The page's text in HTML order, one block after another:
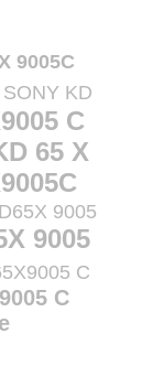
9005C
SONY KD
C
65 X
9005
9005
C
C